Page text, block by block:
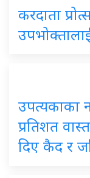
करदाता
उपत्यकाका
प्रतिशत
दिए कैद र